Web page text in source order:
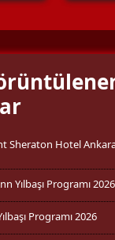
Sheraton Hotel Ankara
Yılbaşı Programı 2026
Programı 2026